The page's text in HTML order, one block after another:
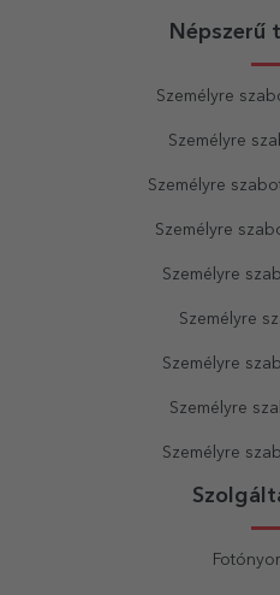
Népszerű
Személyre
Személyre
Személyre
Személyre
Személyre
Személyre
Személyre
Személyre
Személyre